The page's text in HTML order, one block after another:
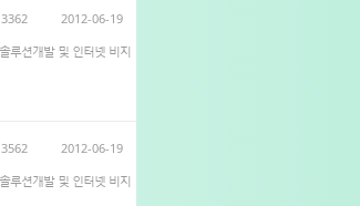
3362 2012-06-19
루션개발 및 인터넷 비지
3562 2012-06-19
루션개발 및 인터넷 비지